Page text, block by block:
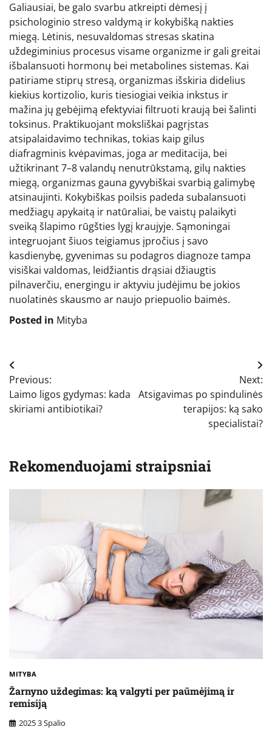
Galiausiai, be galo svarbu atkreipti dėmesį į
psichologinio streso valdymą ir kokybišką nakties
miegą. Lėtinis, nesuvaldomas stresas skatina
uždegiminius procesus visame organizme ir gali greitai
išbalansuoti hormonų bei metabolines sistemas. Kai
patiriame stiprų stresą, organizmas išskiria didelius
kiekius kortizolio, kuris tiesiogiai veikia inkstus ir
mažina jų gebėjimą efektyviai filtruoti kraują bei šalinti
toksinus. Praktikuojant moksliškai pagrįstas
atsipalaidavimo technikas, tokias kaip gilus
diafragminis kvėpavimas, joga ar meditacija, bei
užtikrinant 7–8 valandų nenutrūkstamą, gilų nakties
miegą, organizmas gauna gyvybiškai svarbią galimybę
atsinaujinti. Kokybiškas poilsis padeda subalansuoti
medžiagų apykaitą ir natūraliai, be vaistų palaikyti
sveiką šlapimo rūgšties lygį kraujyje. Sąmoningai
integruojant šiuos teigiamus įpročius į savo
kasdienybę, gyvenimas su podagros diagnoze tampa
visiškai valdomas, leidžiantis drąsiai džiaugtis
pilnaverčiu, energingu ir aktyviu judėjimu be jokios
nuolatinės skausmo ar naujo priepuolio baimės.
Posted in Mityba
Navigacija
tarp
įrašų
Previous:
Laimo ligos gydymas: kada
skiriami antibiotikai?
Next:
Atsigavimas po spindulinės
terapijos: ką sako
specialistai?
Rekomenduojami straipsniai
MITYBA
Žarnyno uždegimas: ką valgyti per paūmėjimą ir
remisiją
2025 3 Spalio